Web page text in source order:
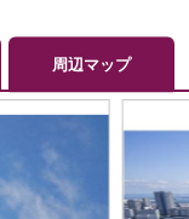
周辺マップ